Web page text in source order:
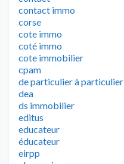
contact immo
corse
cote immo
coté immo
cote immobilier
cpam
de particulier à particulier
dea
ds immobilier
editus
educateur
éducateur
eirpp